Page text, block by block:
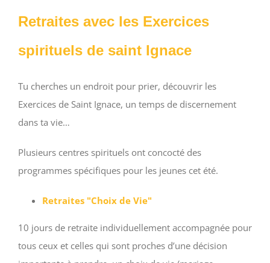
Retraites avec les Exercices
spirituels de saint Ignace
Tu cherches un endroit pour prier, découvrir les
Exercices de Saint Ignace, un temps de discernement
dans ta vie…
Plusieurs centres spirituels ont concocté des
programmes spécifiques pour les jeunes cet été.
Retraites "Choix de Vie"
10 jours de retraite individuellement accompagnée pour
tous ceux et celles qui sont proches d’une décision